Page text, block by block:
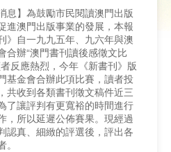
息】為鼓勵市民閱讀澳門出版
進澳門出版事業的發展，本報
》自一九九五年、九六年與澳
合辦“澳門書刊讀後感徵文比
反應熱烈，今年《新書刊》版
基金會合辦此項比賽，讀者投
共收到各類書刊徵文稿件近三
了讓評判有更寬裕的時間進行
，所以延遲公佈賽果。現經過
認真、細緻的評選後，評出各